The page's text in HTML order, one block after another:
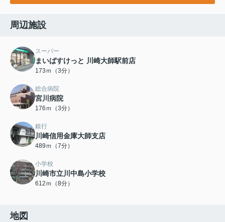
周辺施設
スーパー
まいばすけっと 川崎大師駅前店
173ｍ（3分）
総合病院
宮川病院
176ｍ（3分）
銀行
川崎信用金庫大師支店
489ｍ（7分）
小学校
川崎市立川中島小学校
612ｍ（8分）
地図